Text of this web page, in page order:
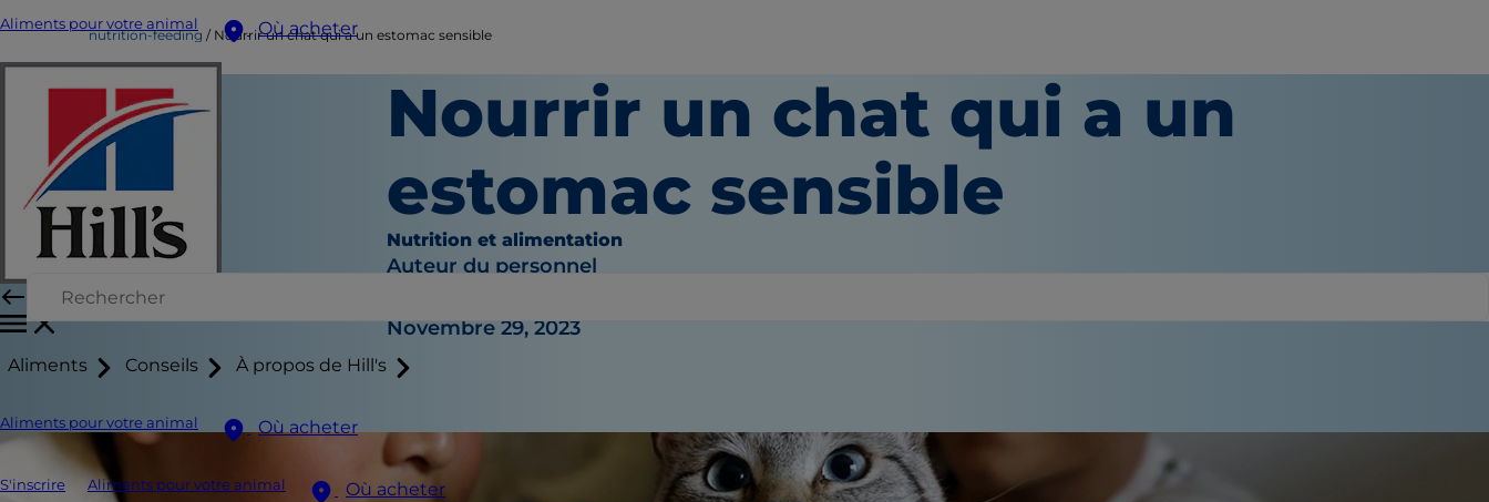
Aliments pour votre animal Où acheter
Aliments Conseils À propos de Hill's
Aliments pour votre animal Où acheter
S'inscrire Aliments pour votre animal Où acheter
nutrition-feeding Nourrir un chat qui a un estomac sensible
Nourrir un chat qui a un
estomac sensible
Nutrition et alimentation
Auteur du personnel
Novembre 29, 2023